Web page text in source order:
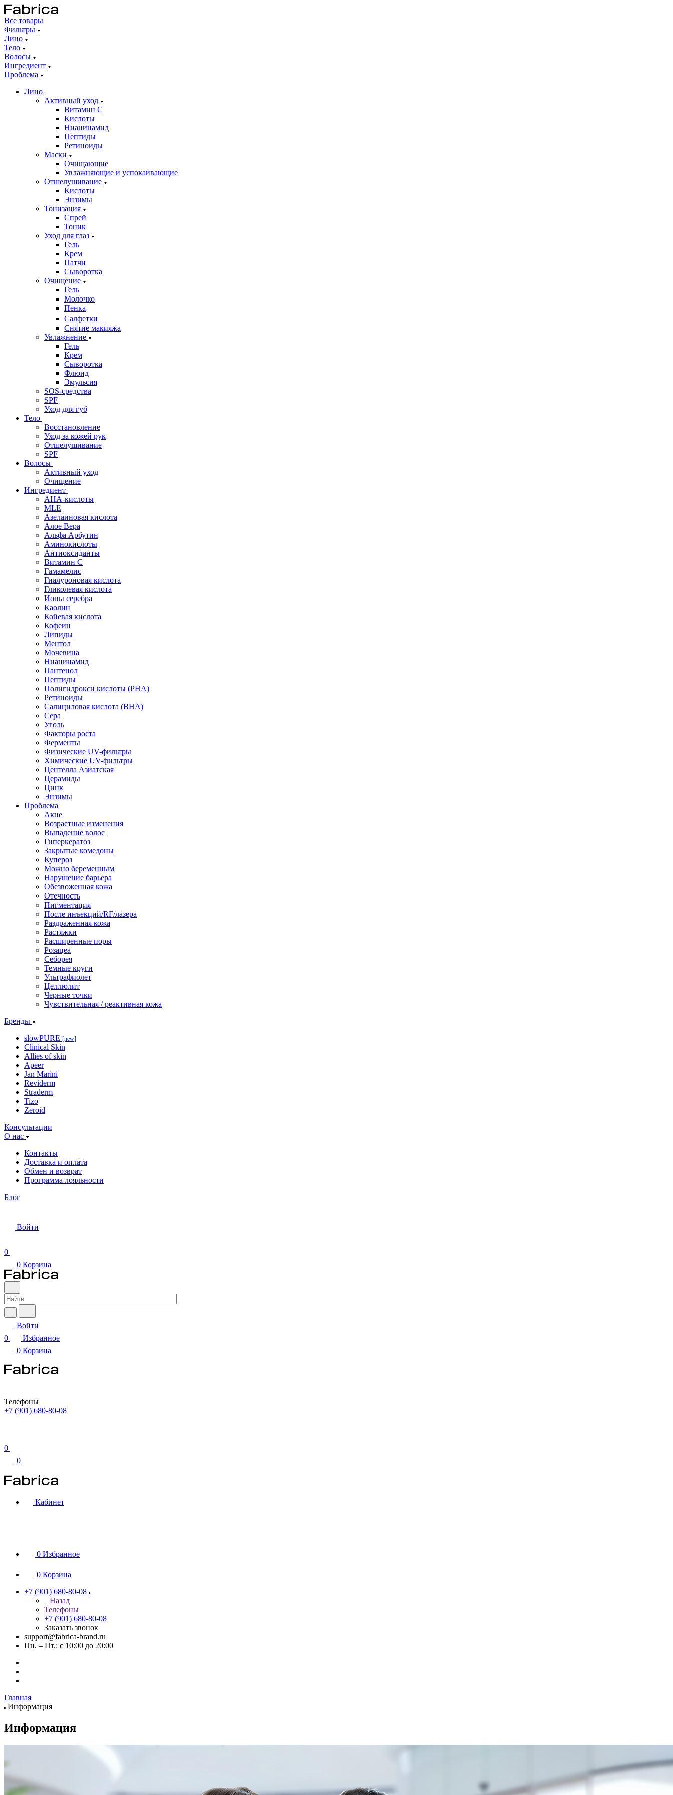
Все товары
Фильтры
Лицо
Тело
Волосы
Ингредиент
Проблема
Лицо
Активный уход
Витамин С
Кислоты
Ниацинамид
Пептиды
Ретиноиды
Маски
Очищающие
Увлажняющие и успокаивающие
Отшелушивание
Кислоты
Энзимы
Тонизация
Спрей
Тоник
Уход для глаз
Гель
Крем
Патчи
Сыворотка
Очищение
Гель
Молочко
Пенка
Салфетки
Снятие макияжа
Увлажнение
Гель
Крем
Сыворотка
Флюид
Эмульсия
SOS-средства
SPF
Уход для губ
Тело
Восстановление
Уход за кожей рук
Отшелушивание
SPF
Волосы
Активный уход
Очищение
Ингредиент
AHA-кислоты
MLE
Азелаиновая кислота
Алое Вера
Альфа Арбутин
Аминокислоты
Антиоксиданты
Витамин С
Гамамелис
Гиалуроновая кислота
Гликолевая кислота
Ионы серебра
Каолин
Койевая кислота
Кофеин
Липиды
Ментол
Мочевина
Ниацинамид
Пантенол
Пептиды
Полигидрокси кислоты (PHA)
Ретиноиды
Салициловая кислота (BHA)
Сера
Уголь
Факторы роста
Ферменты
Физические UV-фильтры
Химические UV-фильтры
Центелла Азиатская
Церамиды
Цинк
Энзимы
Проблема
Акне
Возрастные изменения
Выпадение волос
Гиперкератоз
Закрытые комедоны
Купероз
Можно беременным
Нарушение барьера
Обезвоженная кожа
Отечность
Пигментация
После инъекций/RF/лазера
Раздраженная кожа
Растяжки
Расширенные поры
Розацеа
Себорея
Темные круги
Ультрафиолет
Целлюлит
Черные точки
Чувствительная / реактивная кожа
Бренды
slowPURE [new]
Clinical Skin
Allies of skin
Apeer
Jan Marini
Reviderm
Straderm
Tizo
Zeroid
Консультации
О нас
Контакты
Доставка и оплата
Обмен и возврат
Программа лояльности
Блог
Войти
0
0 Корзина
Войти
0
Избранное
0 Корзина
Телефоны
+7 (901) 680-80-08
0
0
Кабинет
0 Избранное
0 Корзина
+7 (901) 680-80-08
Назад
Телефоны
+7 (901) 680-80-08
Заказать звонок
support@fabrica-brand.ru
Пн. – Пт.: с 10:00 до 20:00
Главная
Информация
Информация